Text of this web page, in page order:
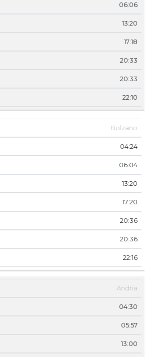
06:06
13:20
17:18
20:33
20:33
22:10
Bolzano
04:24
06:04
13:20
17:20
20:36
20:36
22:16
Andria
04:30
05:57
13:00